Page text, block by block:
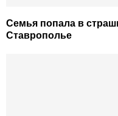
Семья попала в
Ставрополье